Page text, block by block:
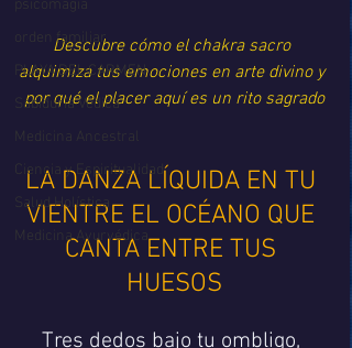
psicomagia
orden familiar
PLAYA DEL CARMEN
Sabiduría Védica
Medicina Ancestral
Ciencia y Espiritualidad
Salud Holística
Medicina Ayurvédica
Descubre cómo el chakra sacro
alquimiza tus emociones en arte divino y
por qué el placer aquí es un rito sagrado
LA DANZA LÍQUIDA EN TU
VIENTRE EL OCÉANO QUE
CANTA ENTRE TUS
HUESOS
Tres dedos bajo tu ombligo,